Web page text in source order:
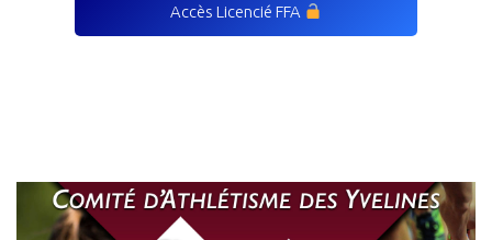
Accès Licencié FFA